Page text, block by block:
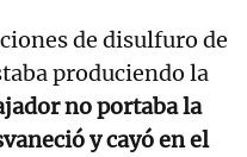
de disulfuro de
produciendo la
no portaba la
y cayó en el